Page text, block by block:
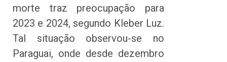
morte traz preocupação para
2023 e 2024, segundo Kleber Luz.
Tal situação observou-se no
Paraguai, onde desde dezembro